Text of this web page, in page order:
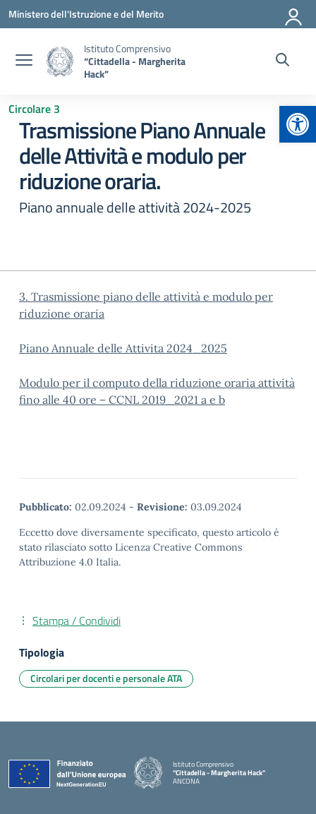
Vai ai contenuti
Vai al menu di navigazione
Vai al footer
Ministero dell'Istruzione e del Merito
Istituto Comprensivo
“Cittadella - Margherita
Hack”
Circolare 3
Trasmissione Piano Annuale
delle Attività e modulo per
riduzione oraria.
Piano annuale delle attività 2024-2025
3. Trasmissione piano delle attività e modulo per
riduzione oraria
Piano Annuale delle Attivita 2024_2025
Modulo per il computo della riduzione oraria attività
fino alle 40 ore – CCNL 2019_2021 a e b
Pubblicato: 02.09.2024 - Revisione: 03.09.2024
Eccetto dove diversamente specificato, questo articolo è
stato rilasciato sotto Licenza Creative Commons
Attribuzione 4.0 Italia.
Stampa / Condividi
Tipologia
Circolari per docenti e personale ATA
Istituto Comprensivo
“Cittadella - Margherita Hack”
ANCONA